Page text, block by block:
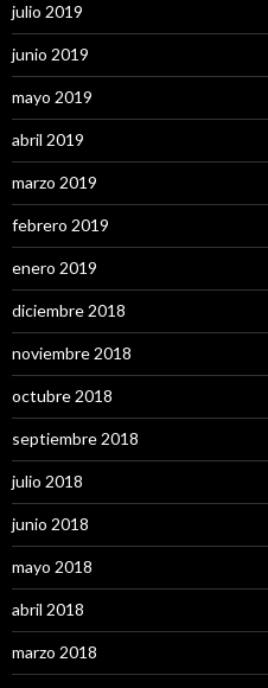
julio 2019
junio 2019
mayo 2019
abril 2019
marzo 2019
febrero 2019
enero 2019
diciembre 2018
noviembre 2018
octubre 2018
septiembre 2018
julio 2018
junio 2018
mayo 2018
abril 2018
marzo 2018